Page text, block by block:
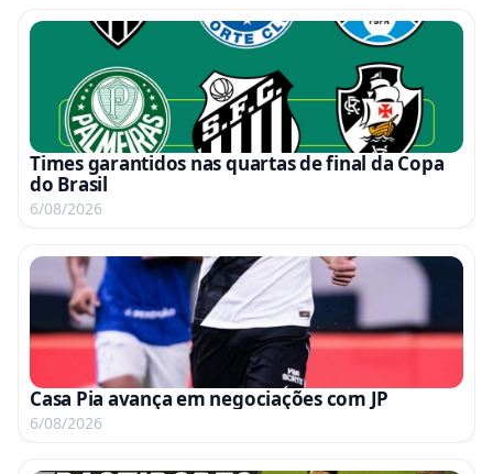
Times garantidos nas quartas de final da Copa
do Brasil
6/08/2026
Casa Pia avança em negociações com JP
6/08/2026